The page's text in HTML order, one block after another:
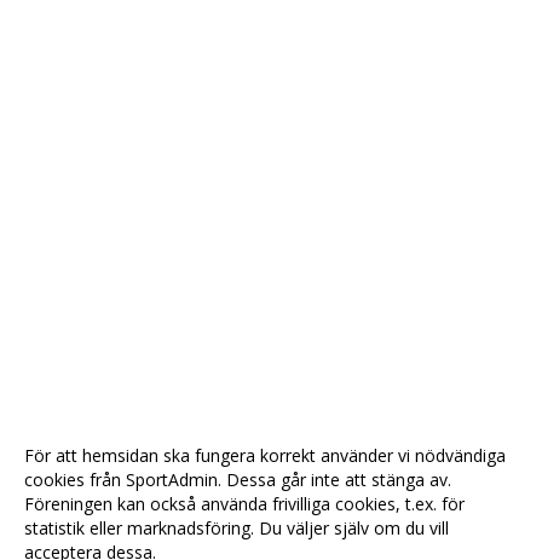
För att hemsidan ska fungera korrekt använder vi nödvändiga
cookies från SportAdmin. Dessa går inte att stänga av.
Föreningen kan också använda frivilliga cookies, t.ex. för
statistik eller marknadsföring. Du väljer själv om du vill
acceptera dessa.